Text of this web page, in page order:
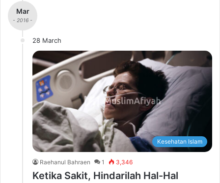
Mar
- 2016 -
28 March
Kesehatan Islam
Raehanul Bahraen 1 3,346
Ketika Sakit, Hindarilah Hal-Hal